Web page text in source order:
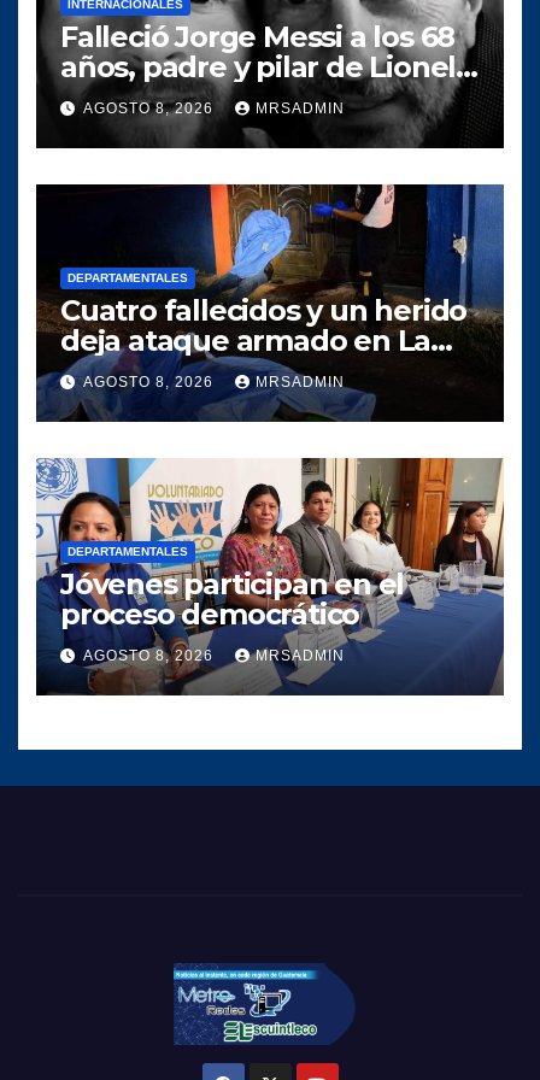
INTERNACIONALES
Falleció Jorge Messi a los 68
años, padre y pilar de Lionel
Messi
AGOSTO 8, 2026 MRSADMIN
DEPARTAMENTALES
Cuatro fallecidos y un herido
deja ataque armado en La
Gomera, Escuintla
AGOSTO 8, 2026 MRSADMIN
DEPARTAMENTALES
Jóvenes participan en el
proceso democrático
AGOSTO 8, 2026 MRSADMIN